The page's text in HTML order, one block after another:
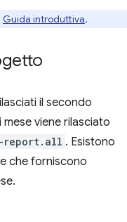
Guida introduttiva.
il secondo
viene rilasciato
report.all . Esistono
che forniscono